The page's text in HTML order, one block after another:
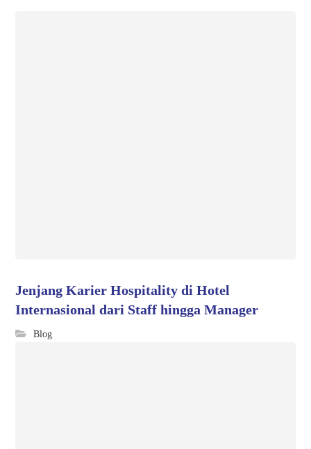
Jenjang Karier Hospitality di Hotel
Internasional dari Staff hingga Manager
Blog